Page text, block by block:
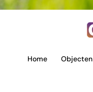
Home Objecten